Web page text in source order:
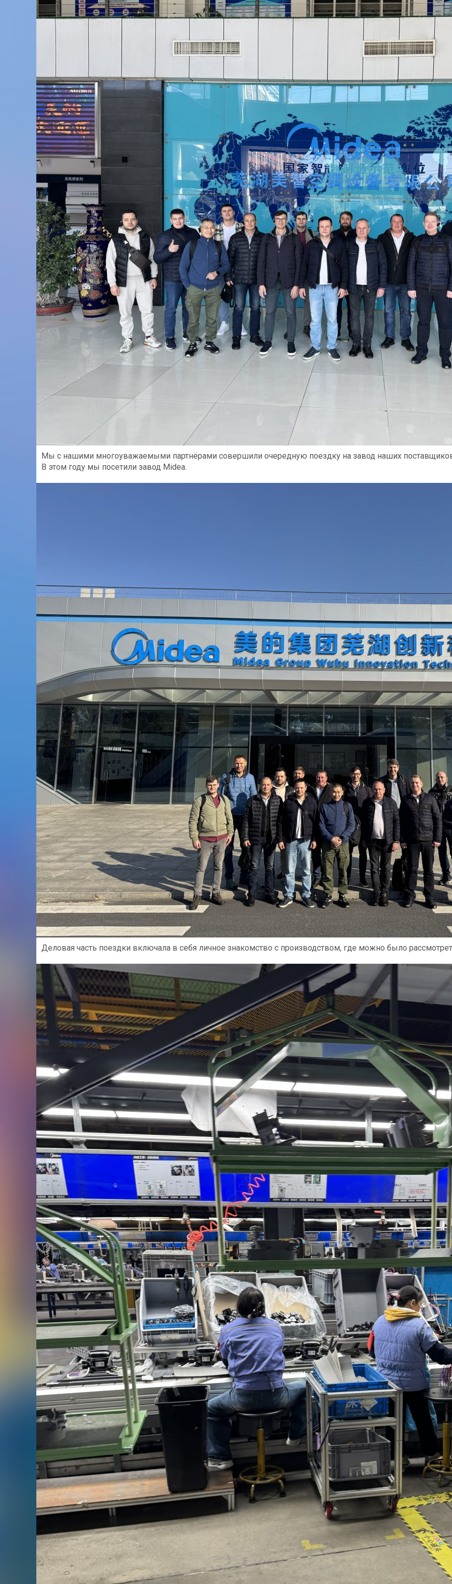
Мы с нашими многоуважаемыми партнёрами совершили очередную поездку на завод наших
В этом году мы посетили завод Midea.
Деловая часть поездки включала в себя личное знакомство с производством, где можно было